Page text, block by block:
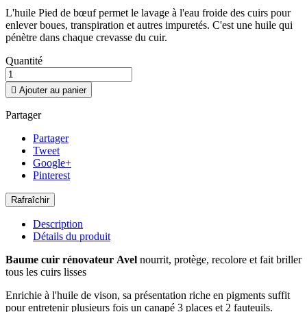
L'huile Pied de bœuf permet le lavage à l'eau froide des cuirs pour
enlever boues, transpiration et autres impuretés. C'est une huile qui
pénètre dans chaque crevasse du cuir.
Quantité
 Ajouter au panier
Partager
Partager
Tweet
Google+
Pinterest
Description
Détails du produit
Baume cuir rénovateur Avel nourrit, protège, recolore et fait briller
tous les cuirs lisses
Enrichie à l'huile de vison, sa présentation riche en pigments suffit
pour entretenir plusieurs fois un canapé 3 places et 2 fauteuils.